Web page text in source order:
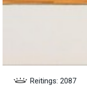
Reitings: 2087